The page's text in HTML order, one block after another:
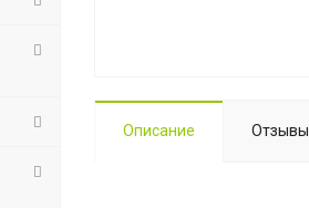
Описание Отзывы